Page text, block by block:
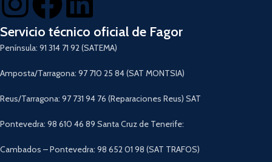
Servicio técnico oficial de Fagor
Península: 91 314 71 92 (SATEMA)
Amposta/Tarragona: 97 710 25 84 (SAT MONTSIA)
Reus/Tarragona: 97 731 94 76 (Reparaciones Reus) SAT
Pontevedra: 98 610 46 89 Santa Cruz de Tenerife:
Cambados – Pontevedra: 98 652 01 98 (SAT TRAFOS)